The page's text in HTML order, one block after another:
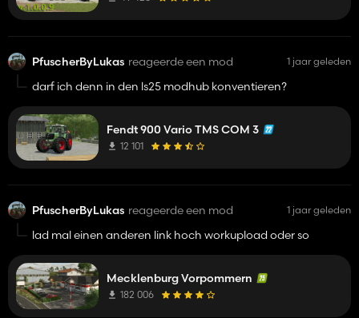
PfuscherByLukas reageerde een mod 1 jaar geleden
darf ich denn in den ls25 modhub konventieren?
Fendt 900 Vario TMS COM 3
12 101
PfuscherByLukas reageerde een mod 1 jaar geleden
lad mal einen anderen link hoch workupload oder so
Mecklenburg Vorpommern
182 006